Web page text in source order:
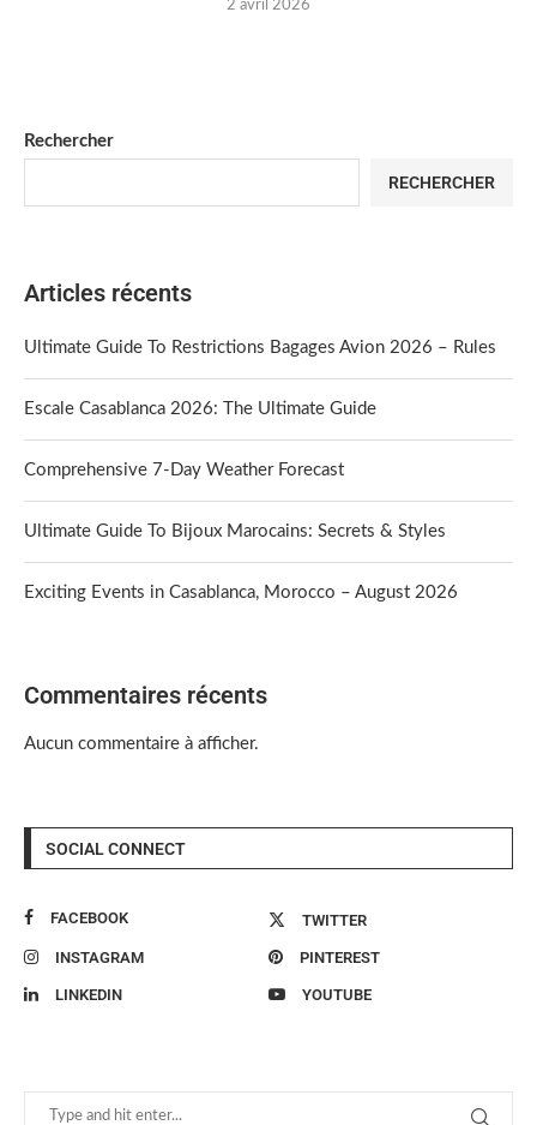
2 avril 2026
Rechercher
RECHERCHER
Articles récents
Ultimate Guide To Restrictions Bagages Avion 2026 – Rules
Escale Casablanca 2026: The Ultimate Guide
Comprehensive 7-Day Weather Forecast
Ultimate Guide To Bijoux Marocains: Secrets & Styles
Exciting Events in Casablanca, Morocco – August 2026
Commentaires récents
Aucun commentaire à afficher.
SOCIAL CONNECT
FACEBOOK TWITTER
INSTAGRAM PINTEREST
LINKEDIN YOUTUBE